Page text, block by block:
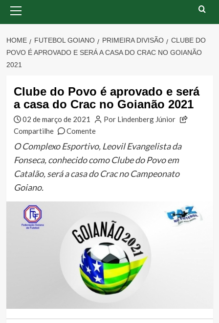
Menu
HOME FUTEBOL GOIANO PRIMEIRA DIVISÃO
CLUBE DO
POVO É APROVADO E SERÁ A CASA DO CRAC NO GOIANÃO
2021
Clube do Povo é aprovado e será
a casa do Crac no Goianão 2021
02 de março de 2021
Por Lindenberg Júnior
Compartilhe
Comente
O Complexo Esportivo, Leovil Evangelista da
Fonseca, conhecido como Clube do Povo em
Catalão, será a casa do Crac no Campeonato
Goiano.